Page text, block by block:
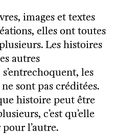
imagesettextes
elles ont toutes
Les histoires
autres
les
sont pas créditées.
histoire peut être
c’est qu’elle
l’autre.